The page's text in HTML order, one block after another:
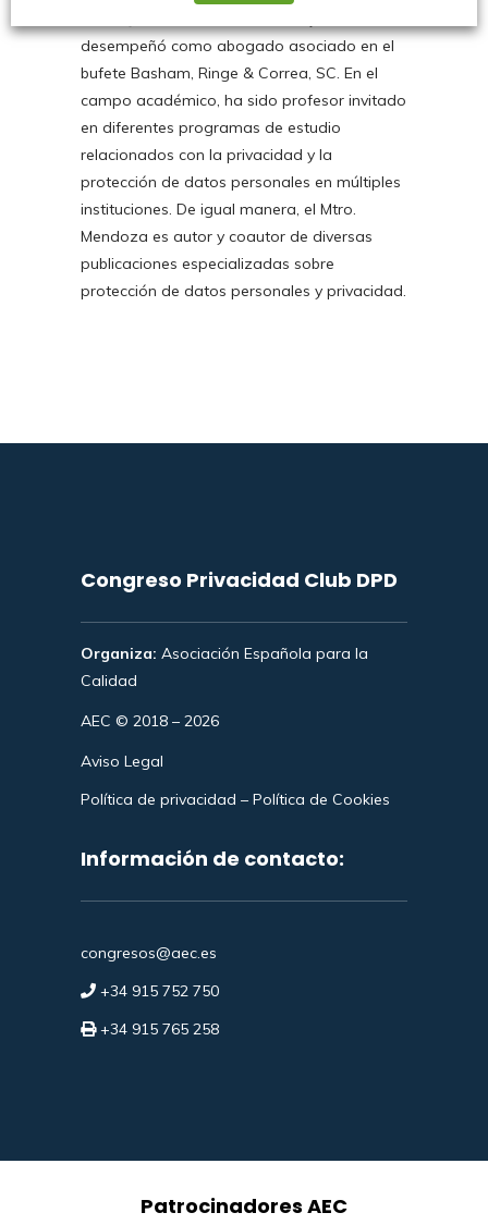
desempeñó como abogado asociado en el
bufete Basham, Ringe & Correa, SC. En el
campo académico, ha sido profesor invitado
en diferentes programas de estudio
relacionados con la privacidad y la
protección de datos personales en múltiples
instituciones. De igual manera, el Mtro.
Mendoza es autor y coautor de diversas
publicaciones especializadas sobre
protección de datos personales y privacidad.
Congreso Privacidad Club DPD
Organiza: Asociación Española para la
Calidad
AEC © 2018 – 2026
Aviso Legal
Política de privacidad – Política de Cookies
Información de contacto:
congresos@aec.es
+34 915 752 750
+34 915 765 258
Patrocinadores AEC